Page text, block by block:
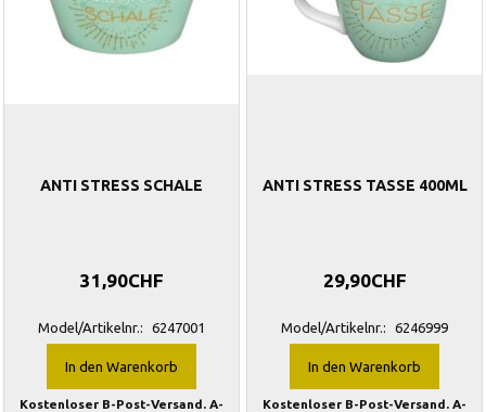
ANTI STRESS SCHALE
31,90CHF
Model/Artikelnr.: 6247001
In den Warenkorb
Kostenloser B-Post-Versand. A-
ANTI STRESS TASSE 400ML
29,90CHF
Model/Artikelnr.: 6246999
In den Warenkorb
Kostenloser B-Post-Versand. A-